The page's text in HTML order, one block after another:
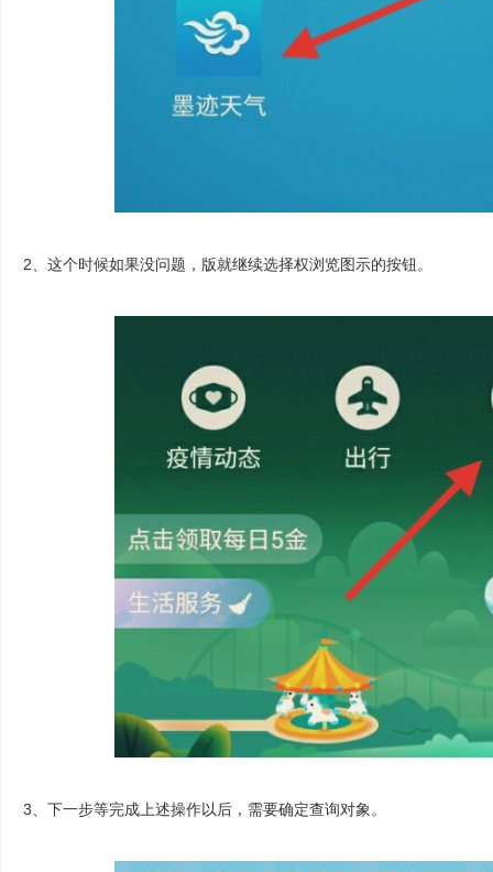
2、这个时候如果没问题，版就继续选择权浏览图示的按钮。
3、下一步等完成上述操作以后，需要确定查询对象。